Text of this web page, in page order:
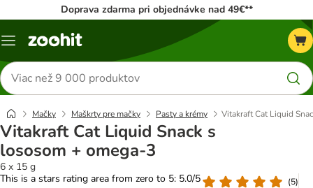
Doprava zdarma pri objednávke nad 49€**
Kategórie
Hľadať
produkty
Mačky Maškrty pre mačky Pasty a krémy Vitakraft Cat Liquid
Vitakraft Cat Liquid Snack s
lososom + omega-3
6 x 15 g
This is a stars rating area from zero to 5: 5.0/5
(5)